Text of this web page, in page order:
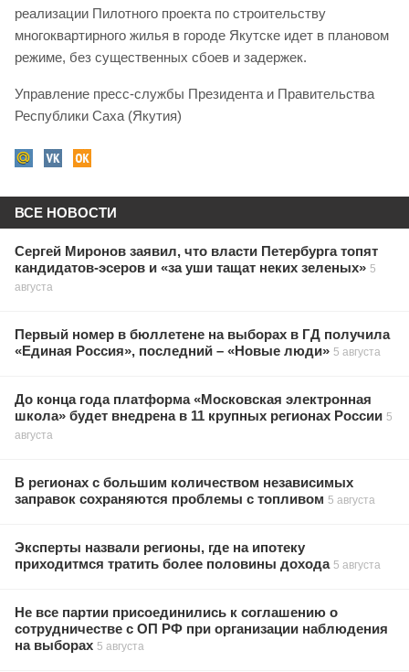
реализации Пилотного проекта по строительству
многоквартирного жилья в городе Якутске идет в плановом
режиме, без существенных сбоев и задержек.
Управление пресс-службы Президента и Правительства
Республики Саха (Якутия)
ВСЕ НОВОСТИ
Сергей Миронов заявил, что власти Петербурга топят
кандидатов-эсеров и «за уши тащат неких зеленых» 5
августа
Первый номер в бюллетене на выборах в ГД получила
«Единая Россия», последний – «Новые люди» 5 августа
До конца года платформа «Московская электронная
школа» будет внедрена в 11 крупных регионах России 5
августа
В регионах с большим количеством независимых
заправок сохраняются проблемы с топливом 5 августа
Эксперты назвали регионы, где на ипотеку
приходитмся тратить более половины дохода 5 августа
Не все партии присоединились к соглашению о
сотрудничестве с ОП РФ при организации наблюдения
на выборах 5 августа